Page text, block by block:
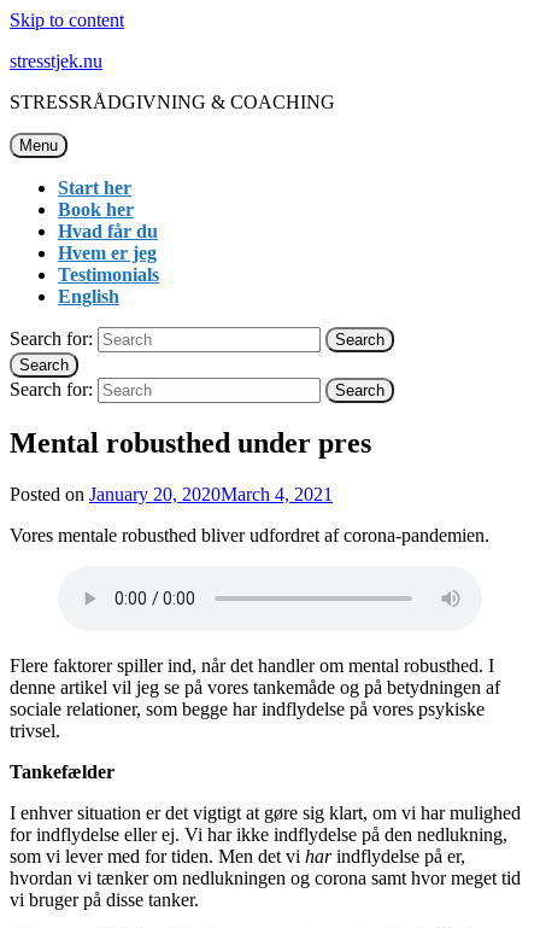
Skip to content
stresstjek.nu
STRESSRÅDGIVNING & COACHING
Menu
Start her
Book her
Hvad får du
Hvem er jeg
Testimonials
English
Search for:
Search
Search
Search for: Search
Mental robusthed under pres
Posted on January 20, 2020March 4, 2021
Vores mentale robusthed bliver udfordret af corona-pandemien.
Flere faktorer spiller ind, når det handler om mental robusthed. I
denne artikel vil jeg se på vores tankemåde og på betydningen af
sociale relationer, som begge har indflydelse på vores psykiske
trivsel.
Tankefælder
I enhver situation er det vigtigt at gøre sig klart, om vi har mulighed
for indflydelse eller ej. Vi har ikke indflydelse på den nedlukning,
som vi lever med for tiden. Men det vi harindflydelse på er,
hvordan vi tænker om nedlukningen og corona samt hvor meget tid
vi bruger på disse tanker.